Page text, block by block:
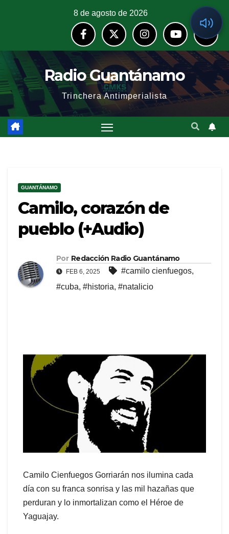
8 de agosto de 2026
Radio Guantánamo
Trinchera Antimperialista
GUANTÁNAMO
Camilo, corazón de
pueblo (+Audio)
Por Redacción Radio Guantánamo
FEB 6, 2025 #camilo cienfuegos,
#cuba, #historia, #natalicio
Camilo Cienfuegos Gorriarán nos ilumina cada
día con su franca sonrisa y las mil hazañas que
perduran y lo inmortalizan como el Héroe de
Yaguajay.